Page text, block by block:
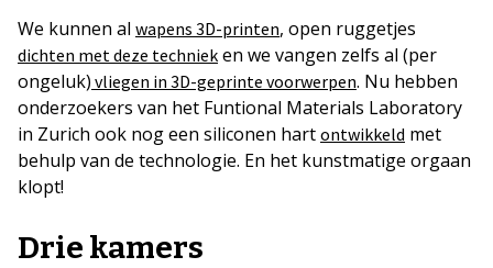
We kunnen al wapens 3D-printen, open ruggetjes
dichten met deze techniek en we vangen zelfs al (per
ongeluk) vliegen in 3D-geprinte voorwerpen. Nu hebben
onderzoekers van het Funtional Materials Laboratory
in Zurich ook nog een siliconen hart ontwikkeld met
behulp van de technologie. En het kunstmatige orgaan
klopt!
Drie kamers